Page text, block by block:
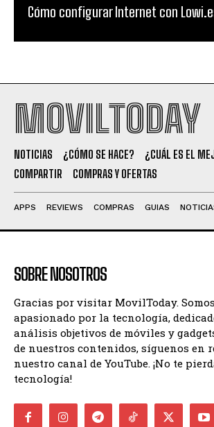
Cómo configurar Internet con
MOVILTODAY
NOTICIAS ¿CÓMO SE HACE?
¿CUÁL ES EL
COMPARTIR
COMPRAS Y OFERTAS
APPS REVIEWS COMPRAS GUIAS
SOBRE NOSOTROS
Gracias por visitar MovilToday.
apasionado por la tecnología,
análisis objetivos de móviles y
de nuestros contenidos, síguenos en
nuestro canal de YouTube. ¡No te
tecnología!